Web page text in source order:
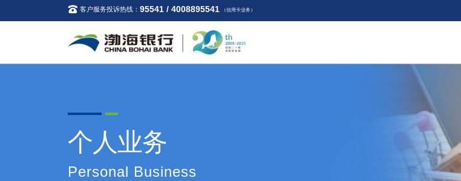
客户服务投诉热线：95541 / 4008895541 （信用卡业务）
个人业务
Personal Business